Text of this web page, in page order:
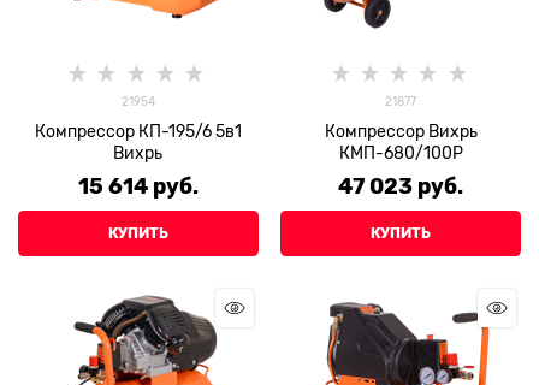
21954
Компрессор КП-195/6 5в1
Вихрь
15 614 руб.
КУПИТЬ
21877
Компрессор Вихрь
КМП-680/100Р
47 023 руб.
КУПИТЬ